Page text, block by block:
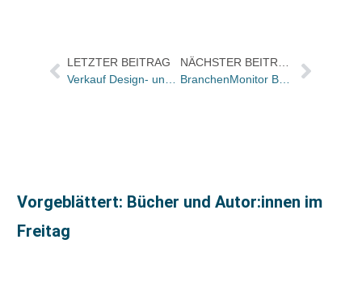
LETZTER BEITRAG
Verkauf Design- und Architektursegment von Birkhäuser an ACTAR offiziell
NÄCHSTER BEITRAG
BranchenMonitor Buch: Der November war „erfreulich“
Vorgeblättert: Bücher und Autor:innen im
Freitag